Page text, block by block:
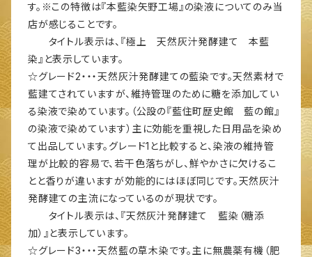
す。※この特徴は『本藍染矢野工場』の染液についてのみ当
店が感じることです。
タイトル表示は、『極上 天然灰汁発酵建て 本藍
染』と表示しています。
☆グレード2・・・天然灰汁発酵建ての藍染です。天然素材で
藍建てされていますが、維持管理のために糖を添加してい
る染液で染めています。（公設の『藍住町歴史館 藍の館』
の染液で染めています）主に効能を重視した日用品を染め
て出品しています。グレード1と比較すると、染液の維持管
理が比較的容易で、若干色落ちがし、鮮やかさに欠けるこ
とと香りが違いますが効能的にはほぼ同じです。天然灰汁
発酵建ての主流になっているのが現状です。
タイトル表示は、『天然灰汁発酵建て 藍染（糖添
加）』と表示しています。
☆グレード3・・・天然藍の草木染です。主に無農薬有機（肥